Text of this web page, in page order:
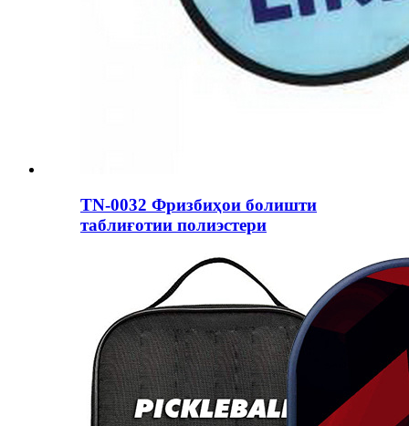
TN-0032 Фризбиҳои болишти
таблиғотии полиэстери